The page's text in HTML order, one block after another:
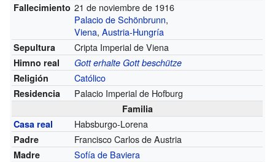
Fallecimiento 21 de noviembre de 1916
Palacio de Schönbrunn,
Viena,Austria-Hungría
Sepultura Cripta Imperial de Viena
Himno real
Gott erhalte Gott beschütze
Religión
Católico
Residencia Palacio Imperial de Hofburg
Familia
Casa real
Habsburgo-Lorena
Padre Francisco Carlos de Austria
Madre Sofía de Baviera